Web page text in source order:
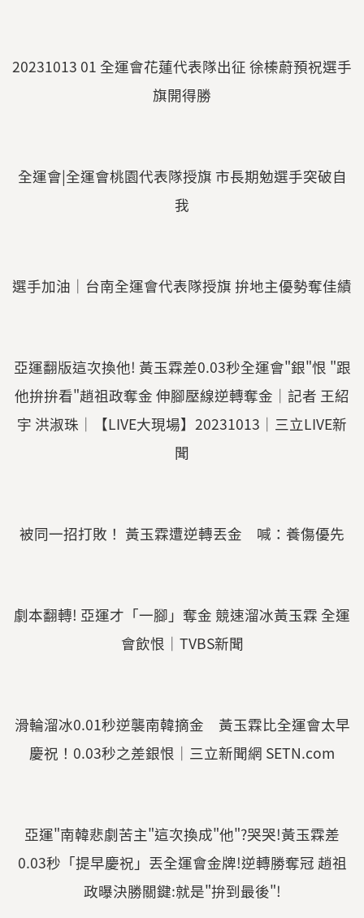
20231013 01 全運會花蓮代表隊出征 徐榛蔚預祝選手
旗開得勝
全運會|全運會桃園代表隊授旗 市長期勉選手突破自
我
選手加油｜台南全運會代表隊授旗 拚地主優勢奪佳績
亞運翻版這次換他! 黃玉霖差0.03秒全運會"銀"恨 "跟
他拚拚看"趙祖政奪金 伸腳壓線逆轉奪金│記者 王紹
宇 洪淑珠│【LIVE大現場】20231013│三立LIVE新
聞
被同一招打敗！ 黃玉霖遭逆轉丟金 喊：養傷優先
劇本翻轉! 亞運才「一腳」奪金 競速溜冰黃玉霖 全運
會飲恨｜TVBS新聞
滑輪溜冰0.01秒逆襲南韓摘金 黃玉霖比全運會太早
慶祝！0.03秒之差銀恨｜三立新聞網 SETN.com
亞運"南韓悲劇苦主"這次換成"他"?哭哭!黃玉霖差
0.03秒「提早慶祝」丟全運會金牌!逆轉勝奪冠 趙祖
政曝決勝關鍵:就是"拚到最後"!